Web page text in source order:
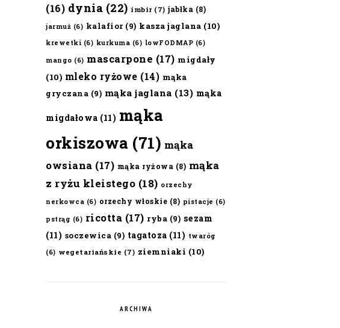
(16) dynia (22) imbir (7) jabłka (8)
jarmuż (6) kalafior(9) kasza jaglana (10)
krewetki (6) kurkuma (6) lowFODMAP (6)
mango (6) mascarpone (17) migdały
(10) mleko ryżowe (14) mąka
gryczana (9) mąka jaglana (13) mąka
migdałowa (11) mąka
orkiszowa (71) mąka
owsiana (17) mąka ryżowa (8) mąka
z ryżu kleistego (18) orzechy
nerkowca (6) orzechy włoskie (8) pistacje (6)
pstrąg (6) ricotta (17) ryba (9) sezam
(11) soczewica (9) tagatoza (11) twaróg
(6) wegetariańskie (7) ziemniaki (10)
ARCHIWA